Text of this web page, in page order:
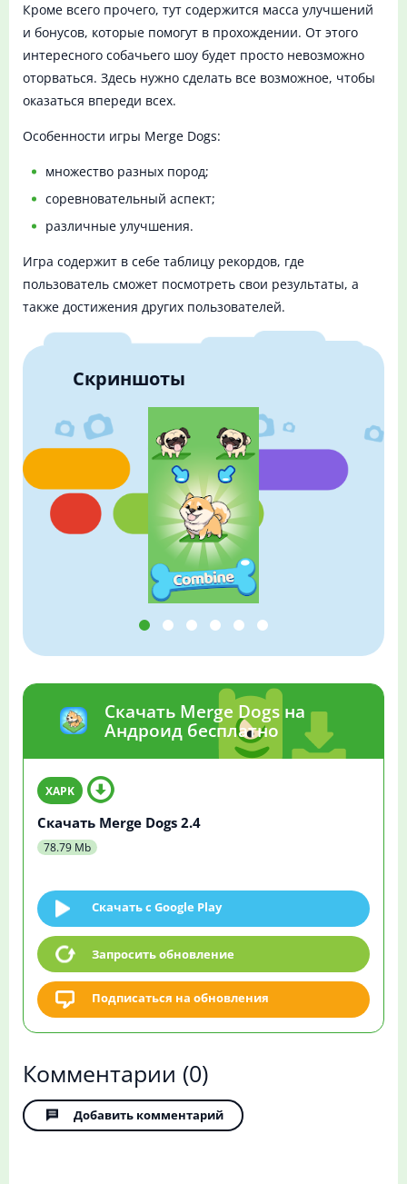
Кроме всего прочего, тут содержится масса улучшений
и бонусов, которые помогут в прохождении. От этого
интересного собачьего шоу будет просто невозможно
оторваться. Здесь нужно сделать все возможное, чтобы
оказаться впереди всех.
Особенности игры Merge Dogs:
множество разных пород;
соревновательный аспект;
различные улучшения.
Игра содержит в себе таблицу рекордов, где
пользователь сможет посмотреть свои результаты, а
также достижения других пользователей.
Скриншоты
Скачать Merge Dogs на
Андроид бесплатно
Скачать Merge Dogs 2.4
78.79 Mb
Скачать c Google Play
Запросить обновление
Подписаться на обновления
Комментарии (0)
Добавить комментарий